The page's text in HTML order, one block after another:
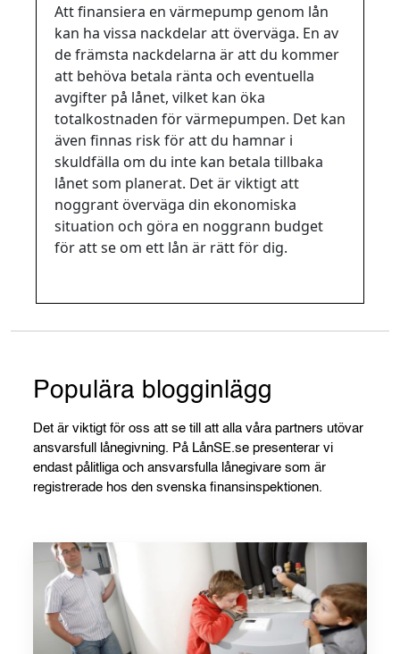
genom lån?
Att finansiera en värmepump genom lån
kan ha vissa nackdelar att överväga. En av
de främsta nackdelarna är att du kommer
att behöva betala ränta och eventuella
avgifter på lånet, vilket kan öka
totalkostnaden för värmepumpen. Det kan
även finnas risk för att du hamnar i
skuldfälla om du inte kan betala tillbaka
lånet som planerat. Det är viktigt att
noggrant överväga din ekonomiska
situation och göra en noggrann budget
för att se om ett lån är rätt för dig.
Populära blogginlägg
Det är viktigt för oss att se till att alla våra partners utövar
ansvarsfull lånegivning. På LånSE.se presenterar vi
endast pålitliga och ansvarsfulla lånegivare som är
registrerade hos den svenska finansinspektionen.